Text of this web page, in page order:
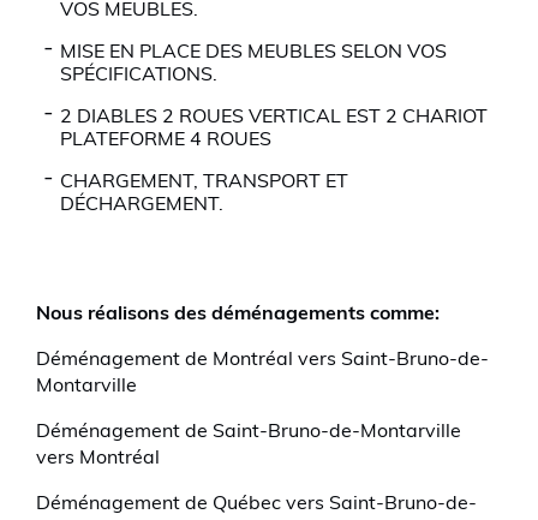
VOS MEUBLES.
MISE EN PLACE DES MEUBLES SELON VOS
SPÉCIFICATIONS.
2 DIABLES 2 ROUES VERTICAL EST 2 CHARIOT
PLATEFORME 4 ROUES
CHARGEMENT, TRANSPORT ET
DÉCHARGEMENT.
Nous réalisons des déménagements comme:
Déménagement de Montréal vers Saint-Bruno-de-
Montarville
Déménagement de Saint-Bruno-de-Montarville
vers Montréal
Déménagement de Québec vers Saint-Bruno-de-